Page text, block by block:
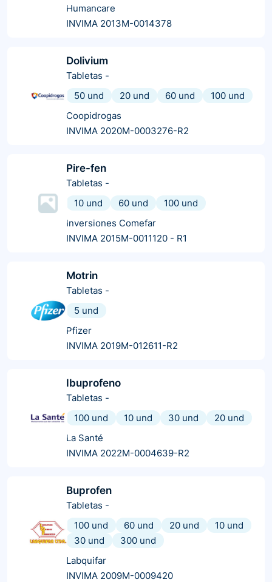
Humancare
INVIMA 2013M-0014378
Dolivium
Tabletas -
50 und
20 und 60 und
100 und
Coopidrogas
INVIMA 2020M-0003276-R2
Pire-fen
Tabletas -
10 und
60 und
100 und
Inversiones Comefar
INVIMA 2015M-0011120 - R1
Motrin
Tabletas -
5 und
Pfizer
INVIMA 2019M-012611-R2
Ibuprofeno
Tabletas -
100 und
10 und 30 und
20 und
La Santé
INVIMA 2022M-0004639-R2
Buprofen
Tabletas -
100 und
60 und 20 und
10 und
30 und
300 und
Labquifar
INVIMA 2009M-0009420